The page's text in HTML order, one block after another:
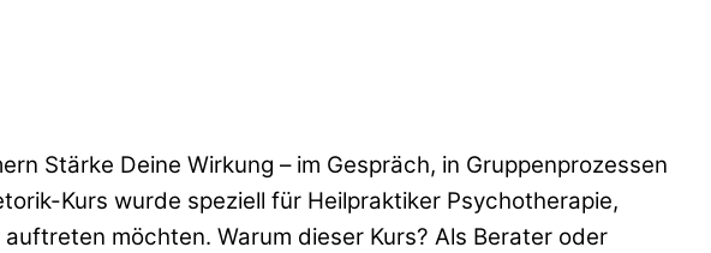
Stärke Deine Wirkung – im Gespräch, in Gruppenprozessen
Kurs wurde speziell für Heilpraktiker Psychotherapie,
möchten. Warum dieser Kurs? Als Berater oder